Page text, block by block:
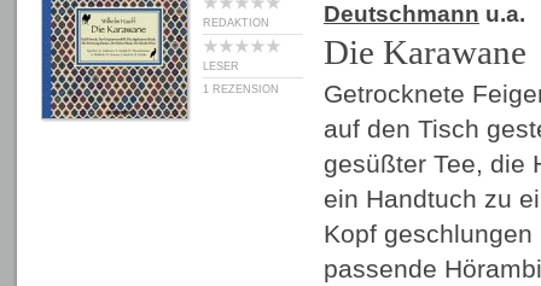
REDAKTION
LESER
1 REZENSION
Deutschmann u.a.
Die Karawane
Getrocknete
auf den Tisch
gesüßter Tee, die
ein Handtuch zu
Kopf
passende